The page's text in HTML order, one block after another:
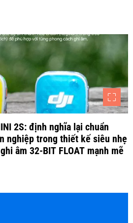
2S: định nghĩa lại chuẩn
nghiệp trong thiết kế siêu nhẹ
âm 32-BIT FLOAT mạnh mẽ